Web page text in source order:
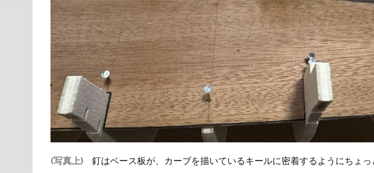
(写真上)
釘はベース板が、カーブを描いているキールに密着するようにちょっ